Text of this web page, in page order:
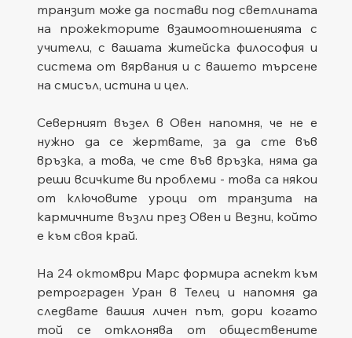
транзит може да постави под светлината
на прожекторите взаимоотношенията с
учители, с вашата житейска философия и
система от вярвания и с вашето търсене
на смисъл, истина и цел.
Северният възел в Овен напомня, че не е
нужно да се жертвате, за да сте във
връзка, а това, че сте във връзка, няма да
реши всичките ви проблеми - това са някои
от ключовите уроци от транзита на
кармичните възли през Овен и Везни, който
е към своя край.
На 24 октомври Марс формира аспект към
ретрограден Уран в Телец и напомня да
следвате вашия личен път, дори когато
той се отклонява от обществените